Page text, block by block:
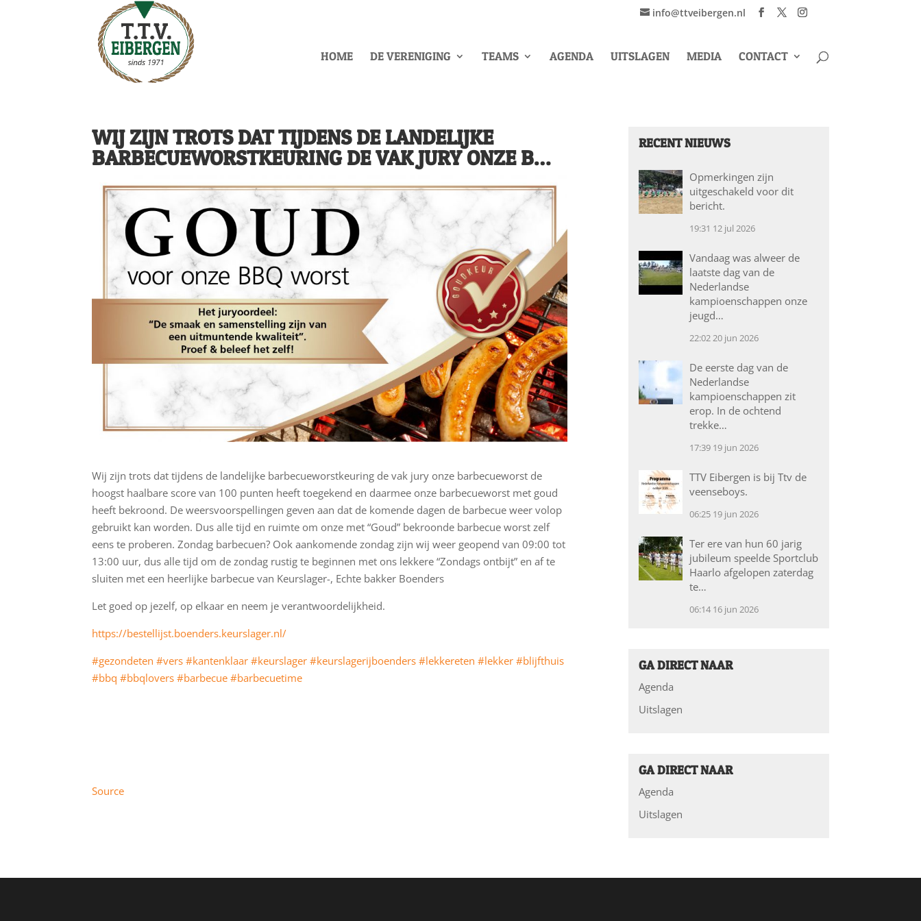
info@ttveibergen.nl
HOME DE VERENIGING TEAMS AGENDA UITSLAGEN MEDIA CONTACT
WIJ ZIJN TROTS DAT TIJDENS DE LANDELIJKE
BARBECUEWORSTKEURING DE VAK JURY ONZE B…
Wij zijn trots dat tijdens de landelijke barbecueworstkeuring de vak jury onze barbecueworst de
hoogst haalbare score van 100 punten heeft toegekend en daarmee onze barbecueworst met goud
heeft bekroond. De weersvoorspellingen geven aan dat de komende dagen de barbecue weer volop
gebruikt kan worden. Dus alle tijd en ruimte om onze met “Goud” bekroonde barbecue worst zelf
eens te proberen. Zondag barbecuen? Ook aankomende zondag zijn wij weer geopend van 09:00 tot
13:00 uur, dus alle tijd om de zondag rustig te beginnen met ons lekkere “Zondags ontbijt” en af te
sluiten met een heerlijke barbecue van Keurslager-, Echte bakker Boenders
Let goed op jezelf, op elkaar en neem je verantwoordelijkheid.
https://bestellijst.boenders.keurslager.nl/
#gezondeten #vers #kantenklaar #keurslager #keurslagerijboenders #lekkereten #lekker #blijfthuis
#bbq #bbqlovers #barbecue #barbecuetime
Source
RECENT NIEUWS
Opmerkingen zijn
uitgeschakeld voor dit
bericht.
19:31 12 jul 2026
Vandaag was alweer de
laatste dag van de
Nederlandse
kampioenschappen onze
jeugd…
22:0220 jun 2026
De eerste dag van de
Nederlandse
kampioenschappen zit
erop. In de ochtend
trekke…
17:39 19 jun 2026
TTV Eibergen is bij Ttv de
veenseboys.
06:25 19 jun 2026
Ter ere van hun 60 jarig
jubileum speelde Sportclub
Haarlo afgelopen zaterdag
te…
06:14 16 jun 2026
GA DIRECT NAAR
Agenda
Uitslagen
GA DIRECT NAAR
Agenda
Uitslagen